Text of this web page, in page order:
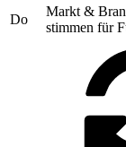
Do
Markt &
stimmen für